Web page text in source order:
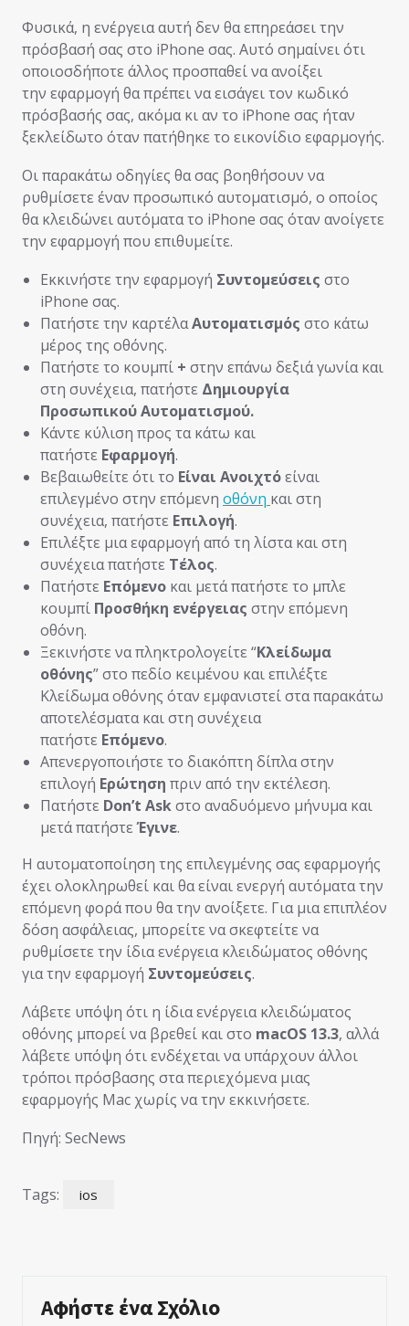
Φυσικά, η ενέργεια αυτή δεν θα επηρεάσει την
πρόσβασή σας στο iPhone σας. Αυτό σημαίνει ότι
οποιοσδήποτε άλλος προσπαθεί να ανοίξει
την εφαρμογή θα πρέπει να εισάγει τον κωδικό
πρόσβασής σας, ακόμα κι αν το iPhone σας ήταν
ξεκλείδωτο όταν πατήθηκε το εικονίδιο εφαρμογής.
Οι παρακάτω οδηγίες θα σας βοηθήσουν να
ρυθμίσετε έναν προσωπικό αυτοματισμό, ο οποίος
θα κλειδώνει αυτόματα το iPhone σας όταν ανοίγετε
την εφαρμογή που επιθυμείτε.
Εκκινήστε την εφαρμογή Συντομεύσεις στο
iPhone σας.
Πατήστε την καρτέλαΑυτοματισμός στο κάτω
μέρος της οθόνης.
Πατήστε το κουμπί + στην επάνω δεξιά γωνία και
στη συνέχεια, πατήστε Δημιουργία
Προσωπικού Αυτοματισμού.
Κάντε κύλιση προς τα κάτω και
πατήστε Εφαρμογή.
Βεβαιωθείτε ότι το Είναι Ανοιχτόείναι
επιλεγμένο στην επόμενη οθόνη και στη
συνέχεια, πατήστε Επιλογή.
Επιλέξτε μια εφαρμoγή από τη λίστα και στη
συνέχεια πατήστε Τέλος.
Πατήστε Επόμενο και μετά πατήστε το μπλε
κουμπί Προσθήκη ενέργειας στην επόμενη
οθόνη.
Ξεκινήστε να πληκτρολογείτε “Κλείδωμα
οθόνης” στο πεδίο κειμένου και επιλέξτε
Κλείδωμα οθόνης όταν εμφανιστεί στα παρακάτω
αποτελέσματα και στη συνέχεια
πατήστε Επόμενο.
Απενεργοποιήστε το διακόπτη δίπλα στην
επιλογή Ερώτηση πριν από την εκτέλεση.
Πατήστε Don’t Askστο αναδυόμενο μήνυμα και
μετά πατήστεΈγινε.
Η αυτοματοποίηση της επιλεγμένης σας εφαρμογής
έχει ολοκληρωθεί και θα είναι ενεργή αυτόματα την
επόμενη φορά που θα την ανοίξετε. Για μια επιπλέον
δόση ασφάλειας, μπορείτε να σκεφτείτε να
ρυθμίσετε την ίδια ενέργεια κλειδώματος οθόνης
για την εφαρμογή Συντομεύσεις.
Λάβετε υπόψη ότι η ίδια ενέργεια κλειδώματος
οθόνης μπορεί να βρεθεί και στο macOS 13.3, αλλά
λάβετε υπόψη ότι ενδέχεται να υπάρχουν άλλοι
τρόποι πρόσβασης στα περιεχόμενα μιας
εφαρμογής Mac χωρίς να την εκκινήσετε.
Πηγή: SecNews
Tags: ios
Αφήστε ένα Σχόλιο